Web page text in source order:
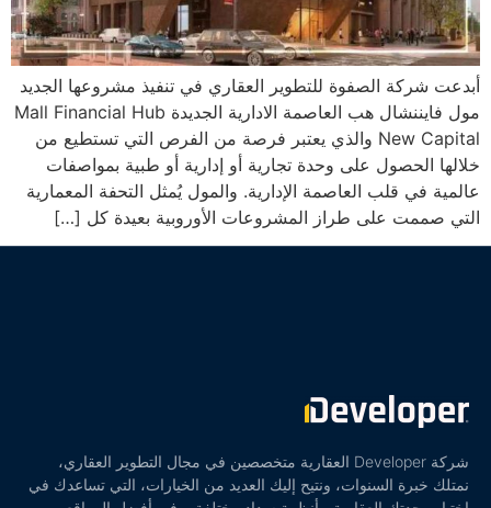
أبدعت شركة الصفوة للتطوير العقاري في تنفيذ مشروعها الجديد
مول فايننشال هب العاصمة الادارية الجديدة Mall Financial Hub
New Capital والذي يعتبر فرصة من الفرص التي تستطيع من
خلالها الحصول على وحدة تجارية أو إدارية أو طبية بمواصفات
عالمية في قلب العاصمة الإدارية. والمول يُمثل التحفة المعمارية
التي صممت على طراز المشروعات الأوروبية بعيدة كل […]
شركة Developer العقارية متخصصين في مجال التطوير العقاري،
نمتلك خبرة السنوات، ونتيح إليك العديد من الخيارات، التي تساعدك في